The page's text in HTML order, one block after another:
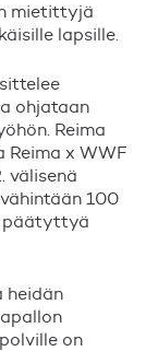
mietittyjä
äisille lapsille.
ohjataan
öhön. Reima
Reima x WWF
välisenä
vähintään 100
äätyttyä
heidän
on